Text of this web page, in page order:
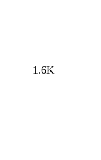
1.6K